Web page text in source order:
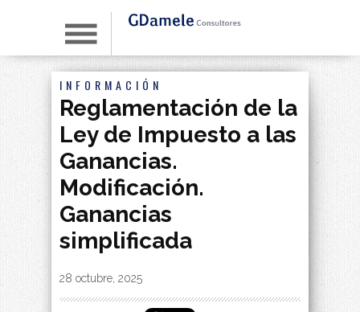
INFORMACIÓN
Reglamentación de la
Ley de Impuesto a las
Ganancias.
Modificación.
Ganancias
simplificada
By|
28 octubre, 2025